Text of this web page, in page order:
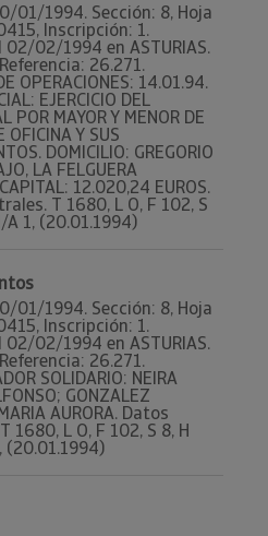
01/1994. Sección: 8, Hoja
Inscripción: 1.
02/02/1994 en ASTURIAS.
26.271.
OPERACIONES: 14.01.94.
EJERCICIO DEL
POR MAYOR Y MENOR DE
OFICINA Y SUS
DOMICILIO: GREGORIO
LA FELGUERA
12.020,24 EUROS.
T 1680, L O, F 102, S
A 1, (20.01.1994)
01/1994. Sección: 8, Hoja
Inscripción: 1.
02/02/1994 en ASTURIAS.
26.271.
SOLIDARIO: NEIRA
GONZALEZ
AURORA. Datos
1680, L O, F 102, S 8, H
(20.01.1994)